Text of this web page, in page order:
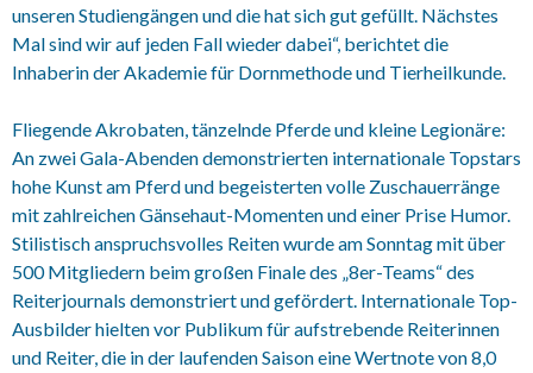
unseren Studiengängen und die hat sich gut gefüllt. Nächstes
Mal sind wir auf jeden Fall wieder dabei“, berichtet die
Inhaberin der Akademie für Dornmethode und Tierheilkunde.
Fliegende Akrobaten, tänzelnde Pferde und kleine Legionäre:
An zwei Gala-Abenden demonstrierten internationale Topstars
hohe Kunst am Pferd und begeisterten volle Zuschauerränge
mit zahlreichen Gänsehaut-Momenten und einer Prise Humor.
Stilistisch anspruchsvolles Reiten wurde am Sonntag mit über
500 Mitgliedern beim großen Finale des „8er-Teams“ des
Reiterjournals demonstriert und gefördert. Internationale Top-
Ausbilder hielten vor Publikum für aufstrebende Reiterinnen
und Reiter, die in der laufenden Saison eine Wertnote von 8,0